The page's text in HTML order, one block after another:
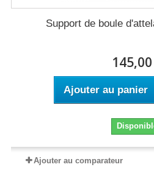
Support de boule
Ajouter au panier
Ajouter au comparateur